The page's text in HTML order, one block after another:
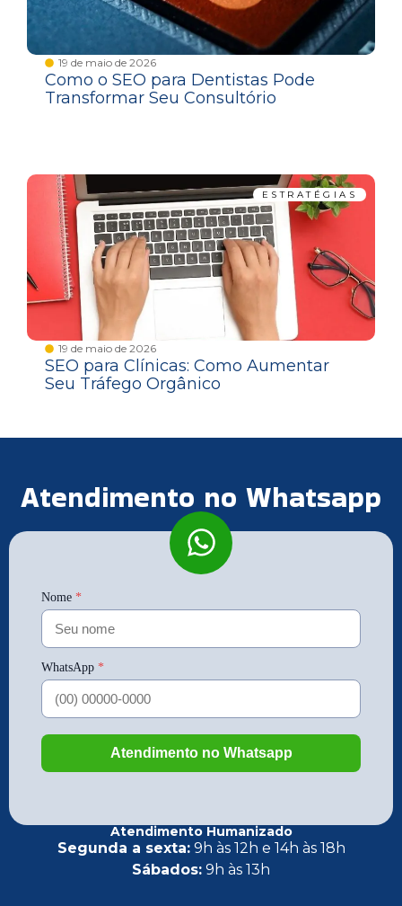
19 de maio de 2026
Como o SEO para Dentistas Pode
Transformar Seu Consultório
ESTRATÉGIAS
19 de maio de 2026
SEO para Clínicas: Como Aumentar
Seu Tráfego Orgânico
Atendimento no Whatsapp
Atendimento Humanizado
Segunda a sexta:9h às 12h e 14h às 18h
Sábados: 9h às 13h